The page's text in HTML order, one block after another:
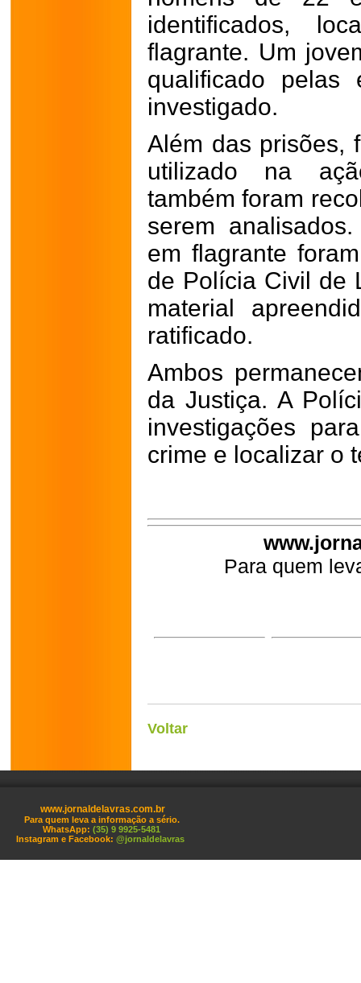
identificados,
flagrante. Um
qualificado pelas
investigado.
Além das prisões,
utilizado na
também foram
serem
em flagrante
de Polícia Civil de
material
ratificado.
Ambos
da Justiça. A
investigações
crime e localizar o
Para quem
Voltar
www.jornaldelavras.com.br
Para quem leva a informação a sério.
WhatsApp: (35) 9 9925-5481
Instagram e Facebook: @jornaldelavras